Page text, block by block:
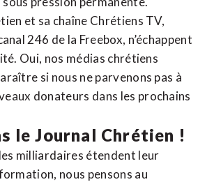
et sa chaîne Chrétiens TV,
246 de la Freebox, n’échappent
Oui, nos médias chrétiens
si nous ne parvenons pas à
donateurs dans les prochains
le Journal Chrétien !
milliardaires étendent leur
nous pensons au